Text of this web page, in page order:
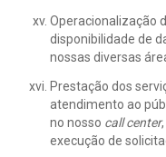
Operacionalização
disponibilidade de
nossas diversas
Prestação dos
atendimento ao
no nosso call center
execução de